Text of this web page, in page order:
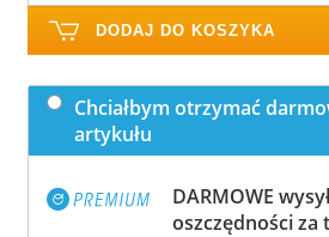
DODAJ DO KOSZYKA
Chciałbym otrzymać
artykułu
DARMOWE
oszczędności za